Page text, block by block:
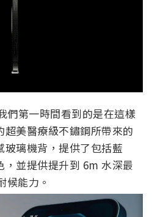
們第一時間看到的是在這樣
美醫療級不鏽鋼所帶來的
璃機背，提供了包括藍
並提供提升到 6m 水深最
候能力。